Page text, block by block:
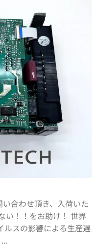
合わせ頂き、入荷いた
い！！をお助け！ 世界
ルスの影響による生産遅